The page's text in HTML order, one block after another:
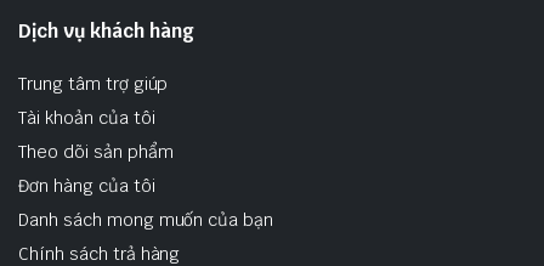
Dịch vụ khách hàng
Trung tâm trợ giúp
Tài khoản của tôi
Theo dõi sản phẩm
Đơn hàng của tôi
Danh sách mong muốn của bạn
Chính sách trả hàng